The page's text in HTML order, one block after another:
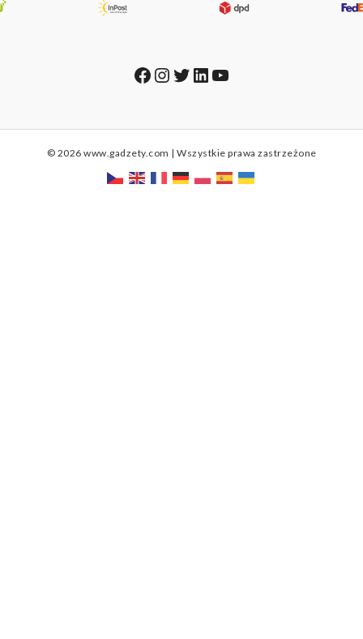
Facebook
Instagram
Twitter
LinkedIn
YouTube
© 2026 www.gadzety.com | Wszystkie prawa zastrzeżone